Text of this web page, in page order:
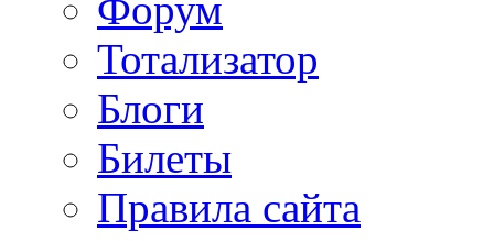
Тотализатор
Блоги
Билеты
Правила сайта